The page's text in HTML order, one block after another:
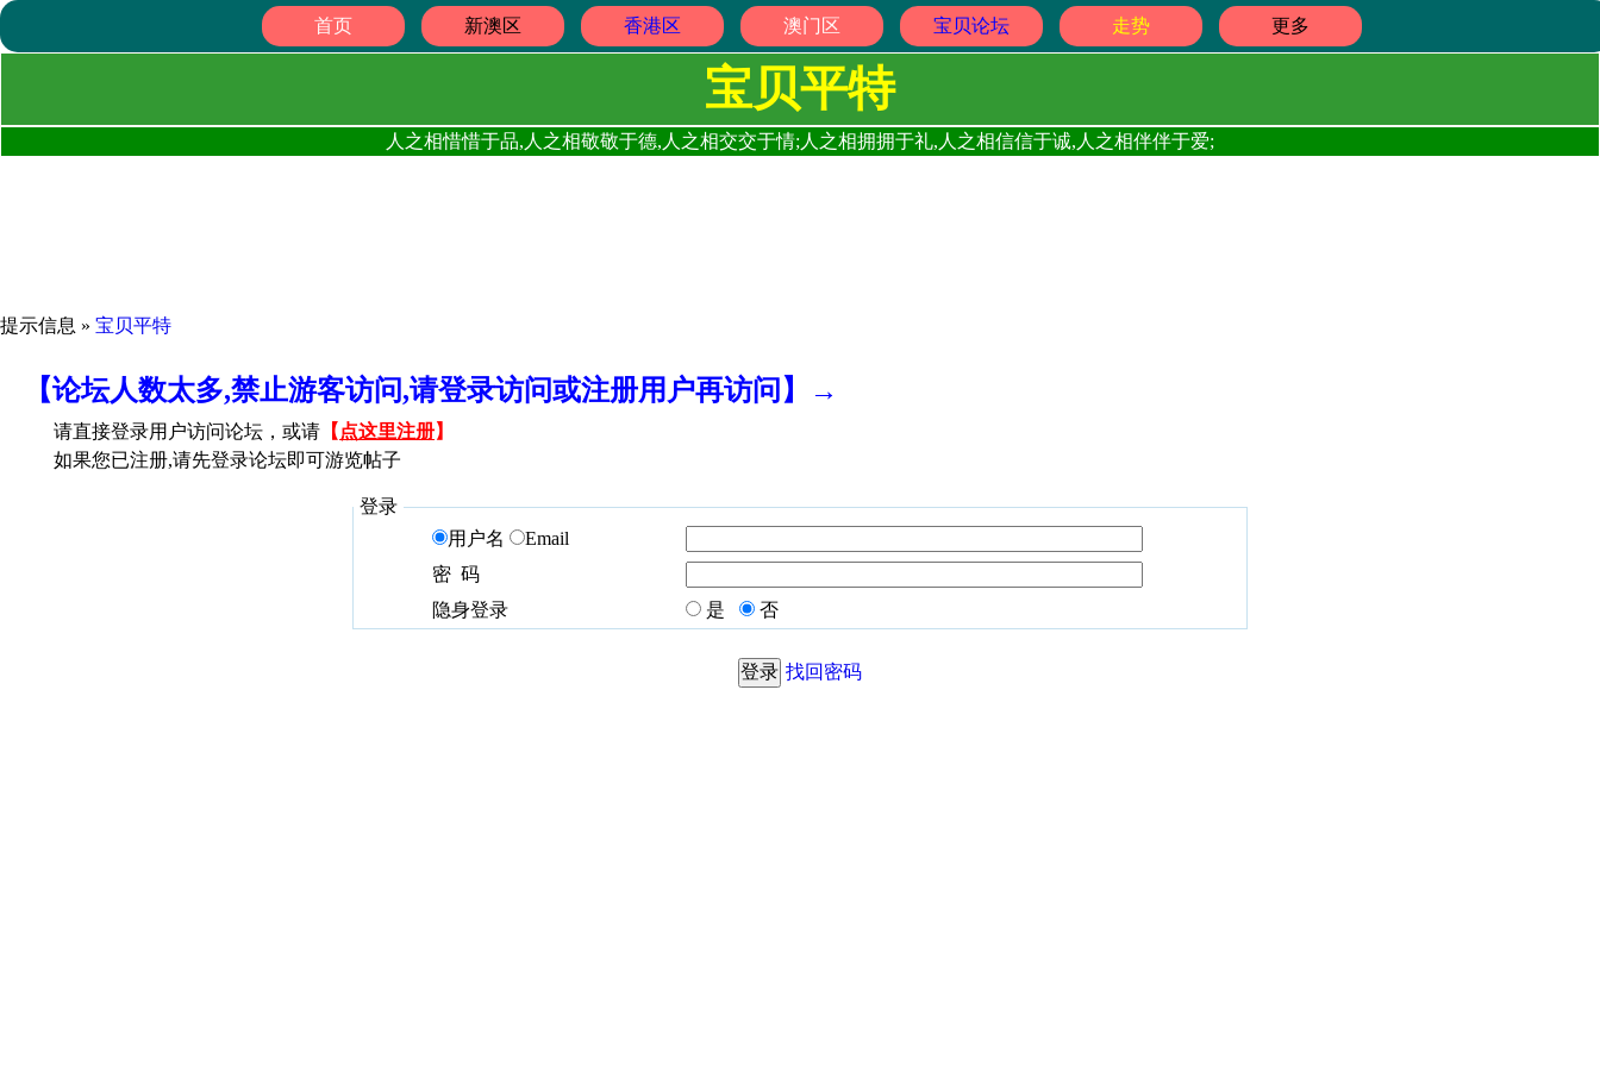
首页 新澳区 香港区 澳门区 宝贝论坛 走势 更多
宝贝平特
人之相惜惜于品,人之相敬敬于德,人之相交交于情;人之相拥拥于礼,人之相信信于诚,人之相伴伴于爱;
提示信息 » 宝贝平特
【论坛人数太多,禁止游客访问,请登录访问或注册用户再访问】→
请直接登录用户访问论坛，或请 【 点这里注册】
如果您已注册,请先登录论坛即可游览帖子
登录
用户名
Email
密 码
隐身登录
是 否
找回密码